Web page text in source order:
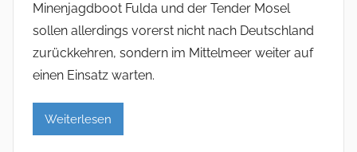
Minenjagdboot Fulda und der Tender Mosel
sollen allerdings vorerst nicht nach Deutschland
zurückkehren, sondern im Mittelmeer weiter auf
einen Einsatz warten.
Weiterlesen